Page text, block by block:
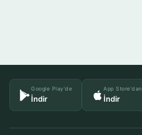
Google Play'de
İndir
App Store'dan
İndir